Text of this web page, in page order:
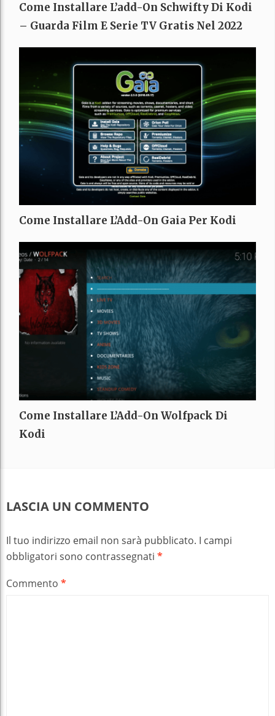
Come Installare L’add-On Schwifty Di Kodi
– Guarda Film E Serie TV Gratis Nel 2022
Come Installare L’Add-On Gaia Per Kodi
Come Installare L’Add-On Wolfpack Di
Kodi
LASCIA UN COMMENTO
Il tuo indirizzo email non sarà pubblicato. I campi
obbligatori sono contrassegnati *
Commento *